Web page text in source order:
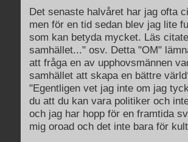
Det senaste halvåret har jag ofta
men för en tid sedan blev jag lite
som kan betyda mycket. Läs
samhället..." osv. Detta "OM"
att fråga en av upphovsmännen
samhället att skapa en bättre
"Egentligen vet jag inte om jag
du att du kan vara politiker och
och jag har hopp för en framtida
mig oroad och det inte bara för